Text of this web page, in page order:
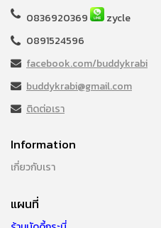
0836920369
zycle
0891524596
facebook.com/buddykrabi
buddykrabi@gmail.com
ติดต่อเรา
Information
เกี่ยวกับเรา
แผนที่